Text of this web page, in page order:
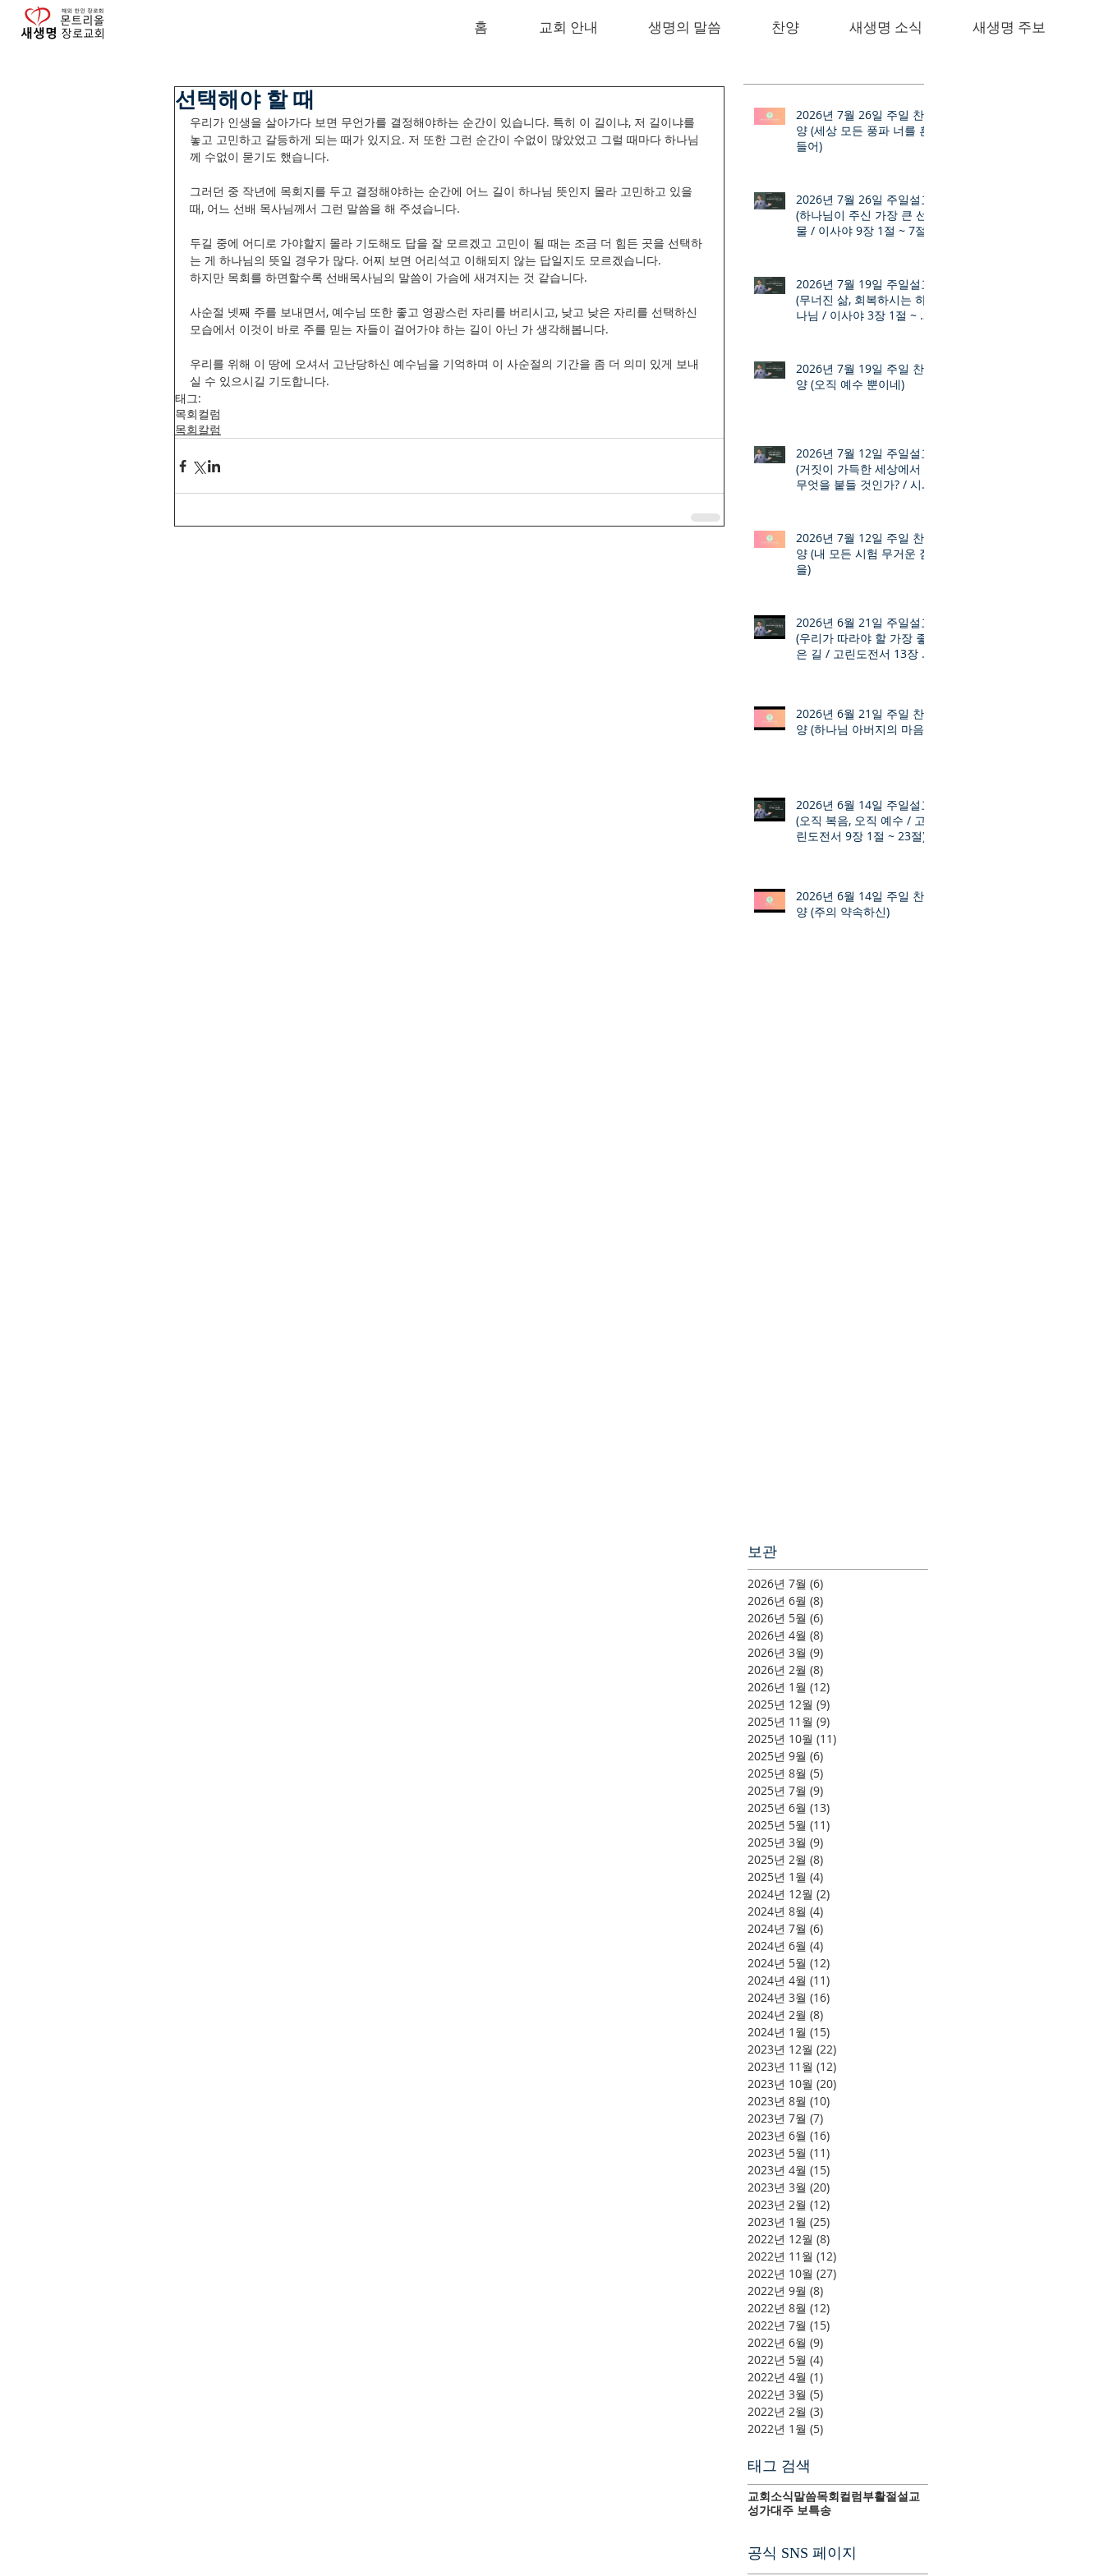
홈 교회 안내 생명의 말씀 찬양 새생명 소식 새생명 주보
선택해야 할 때
우리가 인생을 살아가다 보면 무언가를 결정해야하는 순간이 있습니다. 특히 이 길이냐, 저 길이냐를
놓고 고민하고 갈등하게 되는 때가 있지요. 저 또한 그런 순간이 수없이 많았었고 그럴 때마다 하나님
께 수없이 묻기도 했습니다.
그러던 중 작년에 목회지를 두고 결정해야하는 순간에 어느 길이 하나님 뜻인지 몰라 고민하고 있을
때, 어느 선배 목사님께서 그런 말씀을 해 주셨습니다.
두길 중에 어디로 가야할지 몰라 기도해도 답을 잘 모르겠고 고민이 될 때는 조금 더 힘든 곳을 선택하
는 게 하나님의 뜻일 경우가 많다. 어찌 보면 어리석고 이해되지 않는 답일지도 모르겠습니다.
하지만 목회를 하면할수록 선배목사님의 말씀이 가슴에 새겨지는 것 같습니다.
사순절 넷째 주를 보내면서, 예수님 또한 좋고 영광스런 자리를 버리시고, 낮고 낮은 자리를 선택하신
모습에서 이것이 바로 주를 믿는 자들이 걸어가야 하는 길이 아닌 가 생각해봅니다.
우리를 위해 이 땅에 오셔서 고난당하신 예수님을 기억하며 이 사순절의 기간을 좀 더 의미 있게 보내
실 수 있으시길 기도합니다.
태그:
목회컬럼
목회칼럼
2026년 7월 26일 주일 찬
양 (세상 모든 풍파 너를 흔
들어)
2026년 7월 26일 주일설교
(하나님이 주신 가장 큰 선
물 / 이사야 9장 1절 ~ 7절)
2026년 7월 19일 주일설교
(무너진 삶, 회복하시는 하
나님 / 이사야 3장 1절 ~ 12
2026년 7월 19일 주일 찬
양 (오직 예수 뿐이네)
2026년 7월 12일 주일설교
(거짓이 가득한 세상에서
무엇을 붙들 것인가? / 시편
2026년 7월 12일 주일 찬
양 (내 모든 시험 무거운 짐
을)
2026년 6월 21일 주일설교
(우리가 따라야 할 가장 좋
은 길 / 고린도전서 13장 1
2026년 6월 21일 주일 찬
양 (하나님 아버지의 마음)
2026년 6월 14일 주일설교
(오직 복음, 오직 예수 / 고
린도전서 9장 1절 ~ 23절)
2026년 6월 14일 주일 찬
양 (주의 약속하신)
보관
2026년 7월 (6)
2026년 6월 (8)
2026년 5월 (6)
2026년 4월 (8)
2026년 3월 (9)
2026년 2월 (8)
2026년 1월 (12)
2025년 12월 (9)
2025년 11월 (9)
2025년 10월 (11)
2025년 9월 (6)
2025년 8월 (5)
2025년 7월 (9)
2025년 6월 (13)
2025년 5월 (11)
2025년 3월 (9)
2025년 2월 (8)
2025년 1월 (4)
2024년 12월 (2)
2024년 8월 (4)
2024년 7월 (6)
2024년 6월 (4)
2024년 5월 (12)
2024년 4월 (11)
2024년 3월 (16)
2024년 2월 (8)
2024년 1월 (15)
2023년 12월 (22)
2023년 11월 (12)
2023년 10월 (20)
2023년 8월 (10)
2023년 7월 (7)
2023년 6월 (16)
2023년 5월 (11)
2023년 4월 (15)
2023년 3월 (20)
2023년 2월 (12)
2023년 1월 (25)
2022년 12월 (8)
2022년 11월 (12)
2022년 10월 (27)
2022년 9월 (8)
2022년 8월 (12)
2022년 7월 (15)
2022년 6월 (9)
2022년 5월 (4)
2022년 4월 (1)
2022년 3월 (5)
2022년 2월 (3)
2022년 1월 (5)
태그 검색
교회소식말씀목회컬럼 부활절설교
성가대 주 보특송
공식 SNS 페이지